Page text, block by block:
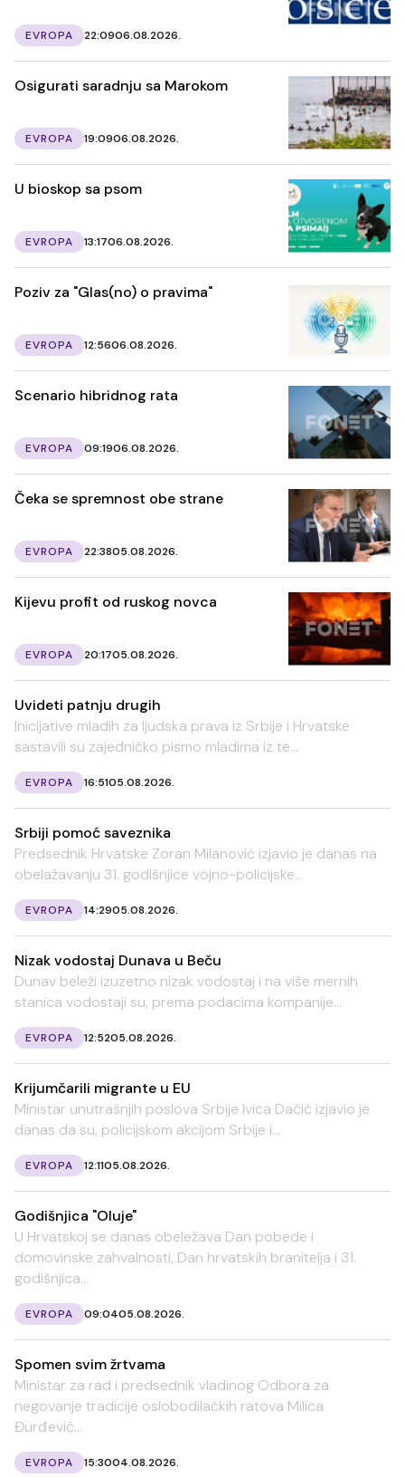
EVROPA 22:0906.08.2026.
Osigurati saradnju sa Marokom
EVROPA 19:0906.08.2026.
U bioskop sa psom
EVROPA 13:1706.08.2026.
Poziv za "Glas(no) o pravima"
EVROPA 12:5606.08.2026.
Scenario hibridnog rata
EVROPA 09:1906.08.2026.
Čeka se spremnost obe strane
EVROPA 22:3805.08.2026.
Kijevu profit od ruskog novca
EVROPA 20:1705.08.2026.
Uvideti patnju drugih
Inicijative mladih za ljudska prava iz Srbije i Hrvatske
sastavili su zajedničko pismo mladima iz te...
EVROPA 16:5105.08.2026.
Srbiji pomoć saveznika
Predsednik Hrvatske Zoran Milanović izjavio je danas na
obelažavanju 31. godišnjice vojno-policijske...
EVROPA 14:2905.08.2026.
Nizak vodostaj Dunava u Beču
Dunav beleži izuzetno nizak vodostaj i na više mernih
stanica vodostaji su, prema podacima kompanije...
EVROPA 12:5205.08.2026.
Krijumčarili migrante u EU
Ministar unutrašnjih poslova Srbije Ivica Dačić izjavio je
danas da su, policijskom akcijom Srbije i...
EVROPA 12:1105.08.2026.
Godišnjica "Oluje"
U Hrvatskoj se danas obeležava Dan pobede i
domovinske zahvalnosti, Dan hrvatskih branitelja i 31.
godišnjica...
EVROPA 09:0405.08.2026.
Spomen svim žrtvama
Ministar za rad i predsednik vladinog Odbora za
negovanje tradicije oslobodilačkih ratova Milica
Đurđević...
EVROPA 15:3004.08.2026.